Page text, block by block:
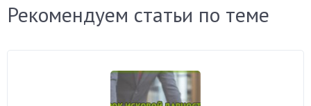
Рекомендуем статьи по теме